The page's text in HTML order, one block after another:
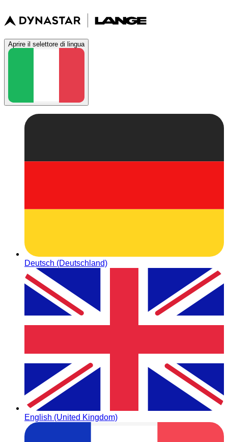
Aprire il selettore di lingua
Deutsch (Deutschland)
English (United Kingdom)